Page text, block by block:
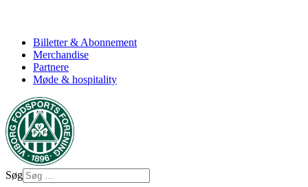
Billetter & Abonnement
Merchandise
Partnere
Møde & hospitality
Søg